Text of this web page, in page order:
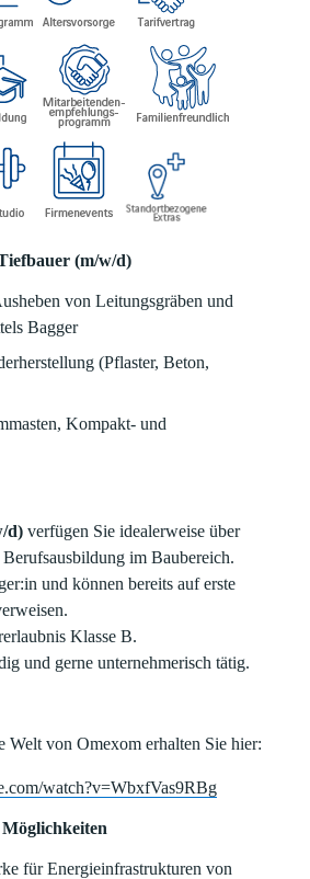
(m/w/d)
von Leitungsgräben und
Bagger
(Pflaster, Beton,
Kompakt- und
d)verfügen Sie idealerweise über
Berufsausbildung im Baubereich.
und können bereits auf erste
Klasse B.
und gerne unternehmerisch tätig.
Welt von Omexom erhalten Sie hier:
watch?v=WbxfVas9RBg
für Energieinfrastrukturen von